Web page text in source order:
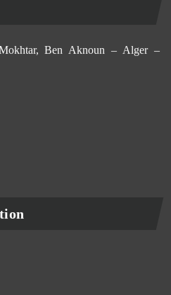
Ben Aknoun – Alger –